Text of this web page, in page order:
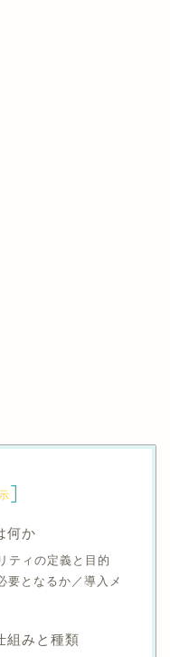
]
何か
ティの定義と目的
要となるか／導入メ
組みと種類